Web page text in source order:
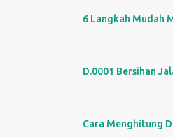
6 Langkah Mudah
D.0001 Bersihan
Cara Menghitung